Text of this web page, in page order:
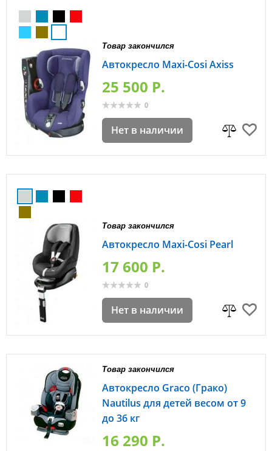
Товар закончился
Автокресло Maxi-Cosi Axiss
25 500 P.
0
Нет в наличии
Товар закончился
Автокресло Maxi-Cosi Pearl
17 600 P.
0
Нет в наличии
Товар закончился
Автокресло Graco (Грако)
Nautilus для детей весом от 9
до 36 кг
16 290 P.